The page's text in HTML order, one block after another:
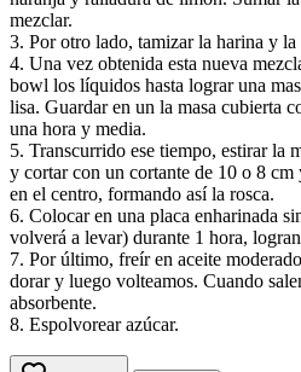
mezclar.
3. Por otro lado, tamizar la harina y la
4. Una vez obtenida esta nueva
bowl los líquidos hasta lograr una
lisa. Guardar en un la masa cubierta
una hora y media.
5. Transcurrido ese tiempo, estirar la
y cortar con un cortante de 10 o 8
en el centro, formando así la rosca.
6. Colocar en una placa enharinada
volverá a levar) durante 1 hora,
7. Por último, freír en aceite
dorar y luego volteamos. Cuando
absorbente.
8. Espolvorear azúcar.